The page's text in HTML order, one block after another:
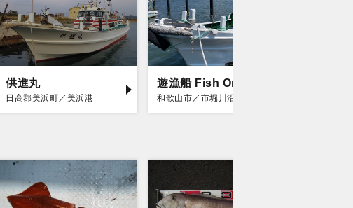
供進丸
日高郡美浜町／美浜港
遊漁船 Fish On
和歌山市／市堀川沿い